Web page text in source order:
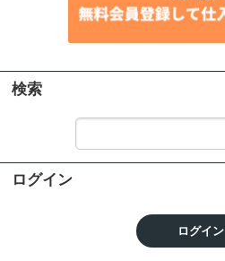
検索
ログイン
ログイン